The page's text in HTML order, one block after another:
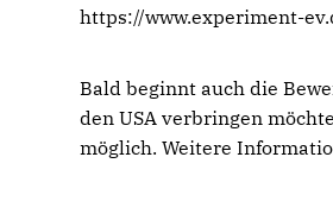
https://www.experiment-
Bald beginnt auch die
den USA verbringen
möglich. Weitere